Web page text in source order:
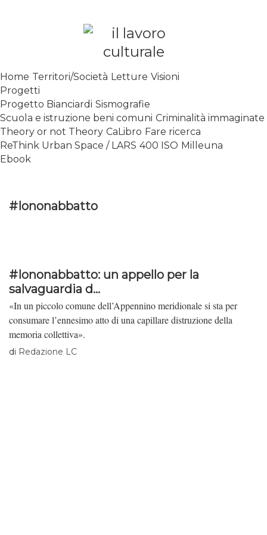
SPALANCARE LE FINESTRE DEI
CONTEMPORANEO
Home Territori/Società Letture Visioni
Progetti
Progetto Bianciardi Sismografie
Scuola e istruzione beni comuni Criminalità immaginate
Theory or not Theory CaLibro Fare ricerca
ReThink Urban Space / LARS 400 ISO Milleuna
Ebook
#Iononabbatto
#Iononabbatto: un appello per la
salvaguardia d...
«In un piccolo comune dell’Appennino meridionale si sta per
consumare l’ennesimo atto di una capillare distruzione della
memoria collettiva».
di Redazione LC